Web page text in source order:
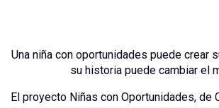
Una niña con oportunidades puede crear
su historia puede cambiar el
El proyecto Niñas con Oportunidades, de